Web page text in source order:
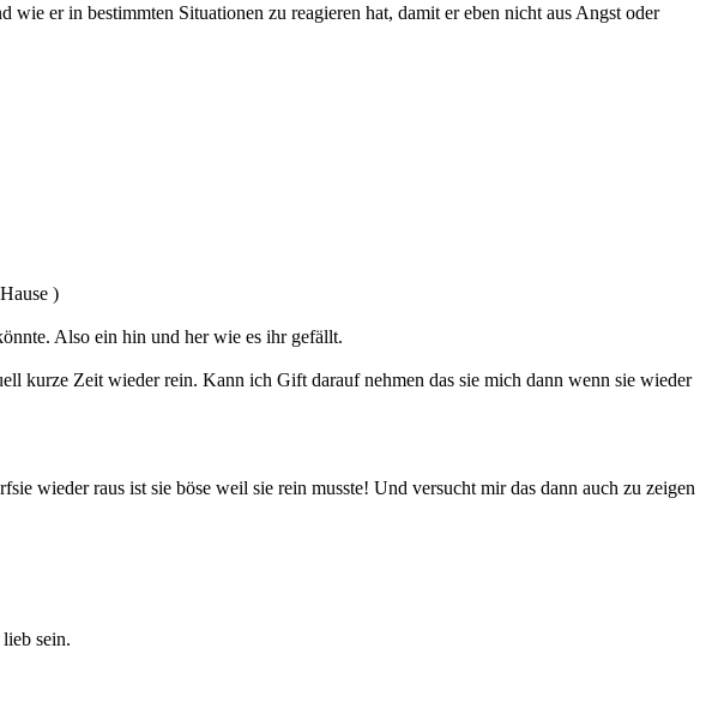
er in bestimmten Situationen zu reagieren hat, damit er eben nicht aus Angst oder
)
Also ein hin und her wie es ihr gefällt.
kurze Zeit wieder rein. Kann ich Gift darauf nehmen das sie mich dann wenn sie wieder
wieder raus ist sie böse weil sie rein musste! Und versucht mir das dann auch zu zeigen
sein.